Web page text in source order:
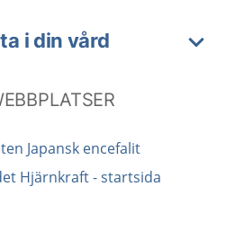
i din vård
Japansk encefalit
Hjärnkraft - startsida